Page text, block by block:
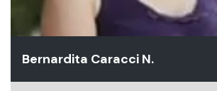
Bernardita Caracci N.